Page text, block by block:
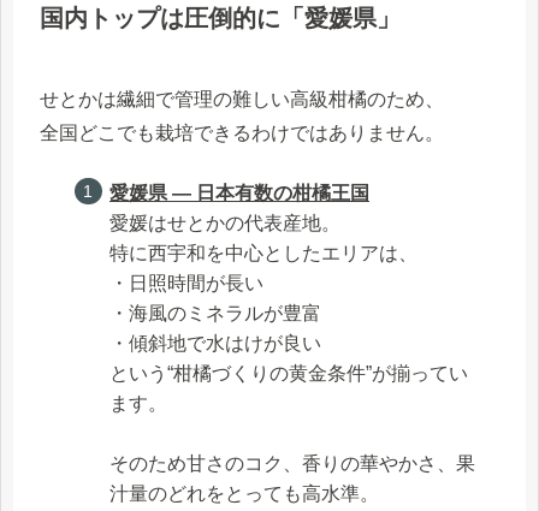
国内トップは圧倒的に「愛媛県」
せとかは繊細で管理の難しい高級柑橘のため、
全国どこでも栽培できるわけではありません。
愛媛県 ― 日本有数の柑橘王国
愛媛はせとかの代表産地。
特に西宇和を中心としたエリアは、
・日照時間が長い
・海風のミネラルが豊富
・傾斜地で水はけが良い
という“柑橘づくりの黄金条件”が揃ってい
ます。
そのため甘さのコク、香りの華やかさ、果
汁量のどれをとっても高水準。